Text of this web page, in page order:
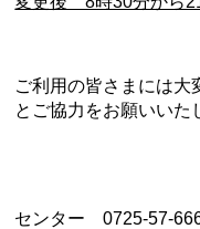
ご利用の皆さまには大
とご協力をお願いいた
お問合
センター 0725-57-